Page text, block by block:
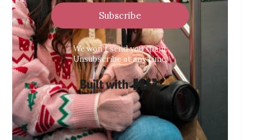
Subscribe
We won’t send you spam.
Unsubscribe at any time.
Built with Kit